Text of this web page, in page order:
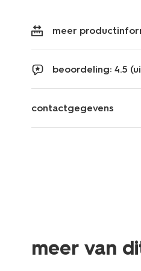
meer
beoordeling: 4.5
contactgegevens
meer van